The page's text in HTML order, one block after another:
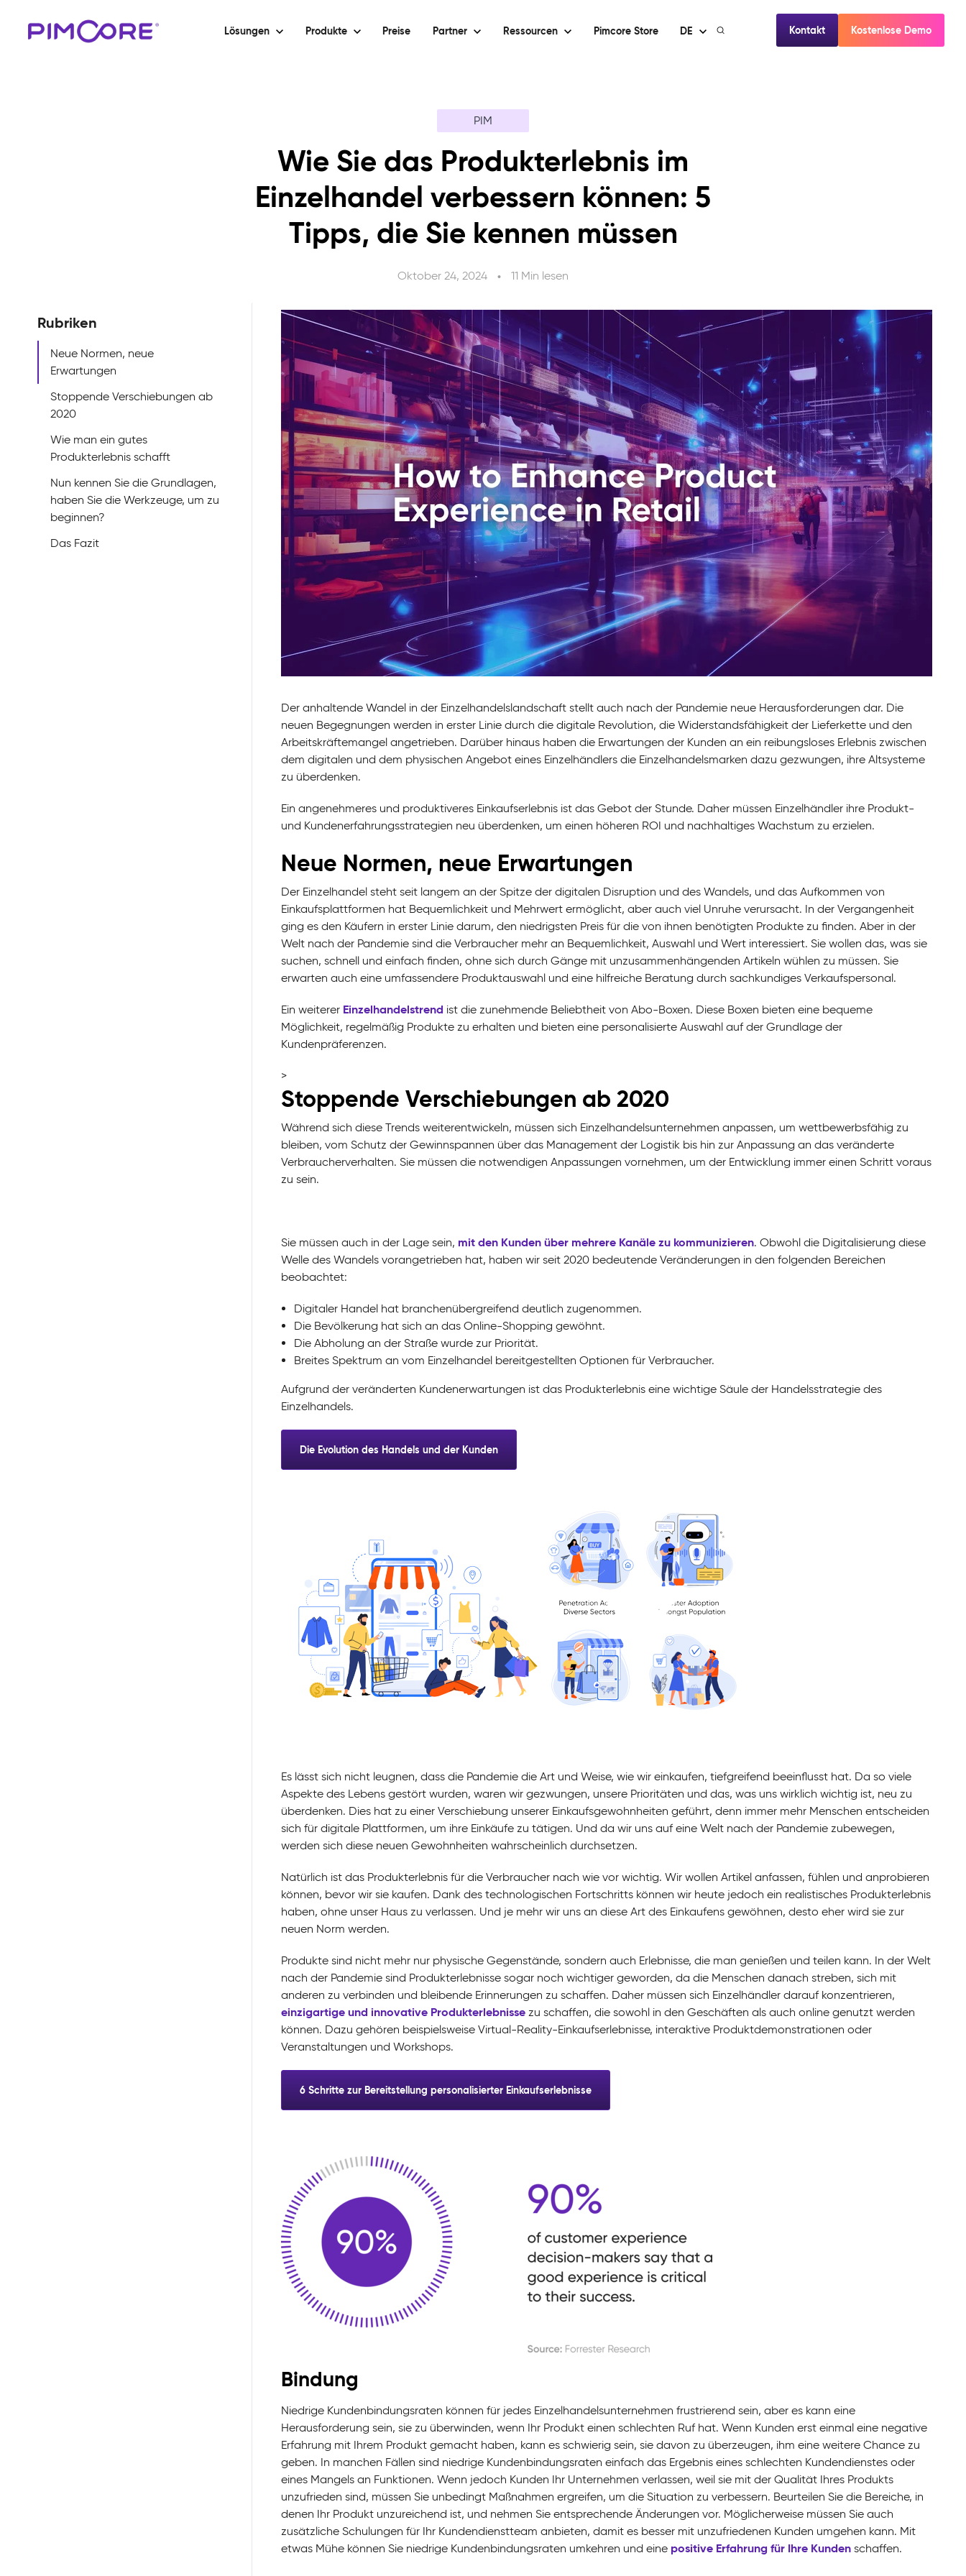
Lösungen Produkte Preise Partner Ressourcen Pimcore Store DE Kontakt Kostenlose Demo
PIM
Wie Sie das Produkterlebnis im
Einzelhandel verbessern können: 5
Tipps, die Sie kennen müssen
Oktober 24, 2024 11 Min lesen
Rubriken
Neue Normen, neue
Erwartungen
Stoppende Verschiebungen ab
2020
Wie man ein gutes
Produkterlebnis schafft
Nun kennen Sie die Grundlagen,
haben Sie die Werkzeuge, um zu
beginnen?
Das Fazit
Der anhaltende Wandel in der Einzelhandelslandschaft stellt auch nach der Pandemie neue Herausforderungen dar. Die
neuen Begegnungen werden in erster Linie durch die digitale Revolution, die Widerstandsfähigkeit der Lieferkette und den
Arbeitskräftemangel angetrieben. Darüber hinaus haben die Erwartungen der Kunden an ein reibungsloses Erlebnis zwischen
dem digitalen und dem physischen Angebot eines Einzelhändlers die Einzelhandelsmarken dazu gezwungen, ihre Altsysteme
zu überdenken.
Ein angenehmeres und produktiveres Einkaufserlebnis ist das Gebot der Stunde. Daher müssen Einzelhändler ihre Produkt-
und Kundenerfahrungsstrategien neu überdenken, um einen höheren ROI und nachhaltiges Wachstum zu erzielen.
Neue Normen, neue Erwartungen
Der Einzelhandel steht seit langem an der Spitze der digitalen Disruption und des Wandels, und das Aufkommen von
Einkaufsplattformen hat Bequemlichkeit und Mehrwert ermöglicht, aber auch viel Unruhe verursacht. In der Vergangenheit
ging es den Käufern in erster Linie darum, den niedrigsten Preis für die von ihnen benötigten Produkte zu finden. Aber in der
Welt nach der Pandemie sind die Verbraucher mehr an Bequemlichkeit, Auswahl und Wert interessiert. Sie wollen das, was sie
suchen, schnell und einfach finden, ohne sich durch Gänge mit unzusammenhängenden Artikeln wühlen zu müssen. Sie
erwarten auch eine umfassendere Produktauswahl und eine hilfreiche Beratung durch sachkundiges Verkaufspersonal.
Ein weiterer Einzelhandelstrend ist die zunehmende Beliebtheit von Abo-Boxen. Diese Boxen bieten eine bequeme
Möglichkeit, regelmäßig Produkte zu erhalten und bieten eine personalisierte Auswahl auf der Grundlage der
Kundenpräferenzen.
>
Stoppende Verschiebungen ab 2020
Während sich diese Trends weiterentwickeln, müssen sich Einzelhandelsunternehmen anpassen, um wettbewerbsfähig zu
bleiben, vom Schutz der Gewinnspannen über das Management der Logistik bis hin zur Anpassung an das veränderte
Verbraucherverhalten. Sie müssen die notwendigen Anpassungen vornehmen, um der Entwicklung immer einen Schritt voraus
zu sein.
Sie müssen auch in der Lage sein, mit den Kunden über mehrere Kanäle zu kommunizieren. Obwohl die Digitalisierung diese
Welle des Wandels vorangetrieben hat, haben wir seit 2020 bedeutende Veränderungen in den folgenden Bereichen
beobachtet:
Digitaler Handel hat branchenübergreifend deutlich zugenommen.
Die Bevölkerung hat sich an das Online-Shopping gewöhnt.
Die Abholung an der Straße wurde zur Priorität.
Breites Spektrum an vom Einzelhandel bereitgestellten Optionen für Verbraucher.
Aufgrund der veränderten Kundenerwartungen ist das Produkterlebnis eine wichtige Säule der Handelsstrategie des
Einzelhandels.
Die Evolution des Handels und der Kunden
Es lässt sich nicht leugnen, dass die Pandemie die Art und Weise, wie wir einkaufen, tiefgreifend beeinflusst hat. Da so viele
Aspekte des Lebens gestört wurden, waren wir gezwungen, unsere Prioritäten und das, was uns wirklich wichtig ist, neu zu
überdenken. Dies hat zu einer Verschiebung unserer Einkaufsgewohnheiten geführt, denn immer mehr Menschen entscheiden
sich für digitale Plattformen, um ihre Einkäufe zu tätigen. Und da wir uns auf eine Welt nach der Pandemie zubewegen,
werden sich diese neuen Gewohnheiten wahrscheinlich durchsetzen.
Natürlich ist das Produkterlebnis für die Verbraucher nach wie vor wichtig. Wir wollen Artikel anfassen, fühlen und anprobieren
können, bevor wir sie kaufen. Dank des technologischen Fortschritts können wir heute jedoch ein realistisches Produkterlebnis
haben, ohne unser Haus zu verlassen. Und je mehr wir uns an diese Art des Einkaufens gewöhnen, desto eher wird sie zur
neuen Norm werden.
Produkte sind nicht mehr nur physische Gegenstände, sondern auch Erlebnisse, die man genießen und teilen kann. In der Welt
nach der Pandemie sind Produkterlebnisse sogar noch wichtiger geworden, da die Menschen danach streben, sich mit
anderen zu verbinden und bleibende Erinnerungen zu schaffen. Daher müssen sich Einzelhändler darauf konzentrieren,
einzigartige und innovative Produkterlebnissezu schaffen, die sowohl in den Geschäften als auch online genutzt werden
können. Dazu gehören beispielsweise Virtual-Reality-Einkaufserlebnisse, interaktive Produktdemonstrationen oder
Veranstaltungen und Workshops.
6 Schritte zur Bereitstellung personalisierter Einkaufserlebnisse
Bindung
Niedrige Kundenbindungsraten können für jedes Einzelhandelsunternehmen frustrierend sein, aber es kann eine
Herausforderung sein, sie zu überwinden, wenn Ihr Produkt einen schlechten Ruf hat. Wenn Kunden erst einmal eine negative
Erfahrung mit Ihrem Produkt gemacht haben, kann es schwierig sein, sie davon zu überzeugen, ihm eine weitere Chance zu
geben. In manchen Fällen sind niedrige Kundenbindungsraten einfach das Ergebnis eines schlechten Kundendienstes oder
eines Mangels an Funktionen. Wenn jedoch Kunden Ihr Unternehmen verlassen, weil sie mit der Qualität Ihres Produkts
unzufrieden sind, müssen Sie unbedingt Maßnahmen ergreifen, um die Situation zu verbessern. Beurteilen Sie die Bereiche, in
denen Ihr Produkt unzureichend ist, und nehmen Sie entsprechende Änderungen vor. Möglicherweise müssen Sie auch
zusätzliche Schulungen für Ihr Kundendienstteam anbieten, damit es besser mit unzufriedenen Kunden umgehen kann. Mit
etwas Mühe können Sie niedrige Kundenbindungsraten umkehren und eine positive Erfahrung für Ihre Kundenschaffen.